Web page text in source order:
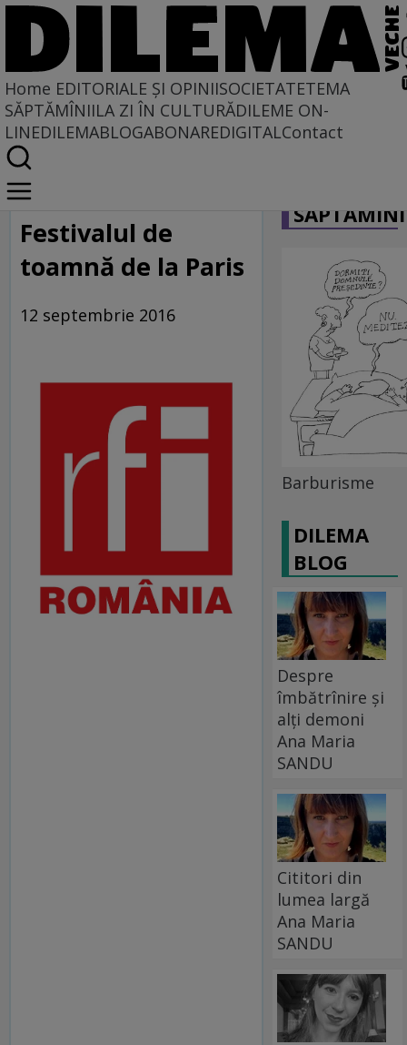
Home EDITORIALE ȘI OPINIISOCIETATETEMA
SĂPTĂMÎNIILA ZI ÎN CULTURĂDILEME ON-
LINEDILEMABLOGABONAREDIGITALContact
Home
Dilematix
Știrile RFI
Festivalul de
toamnă de la Paris
12 septembrie 2016
Barburisme
DILEMA
BLOG
Despre
îmbătrînire și
alți demoni
Ana Maria
SANDU
Cititori din
lumea largă
Ana Maria
SANDU